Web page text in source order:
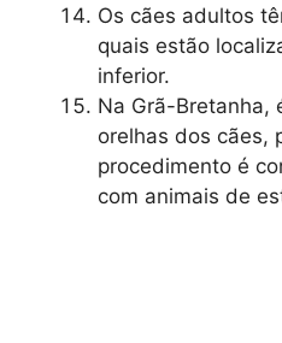
Os cães adultos
quais estão
inferior.
Na Grã-Bretanha,
orelhas dos cães,
procedimento é
com animais de